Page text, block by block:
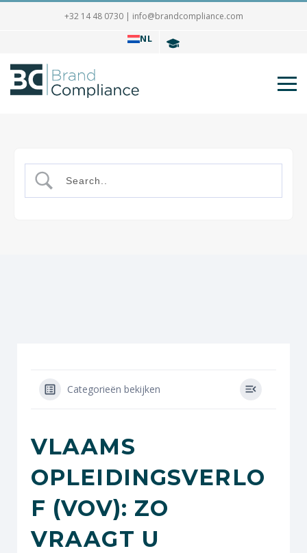
+32 14 48 0730 | info@brandcompliance.com
NL
Categorieën bekijken
VLAAMS
OPLEIDINGSVERLO
F (VOV): ZO
VRAAGT U